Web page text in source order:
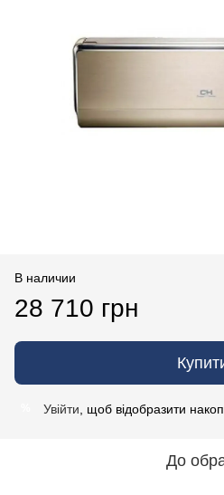
В наличии
28 710 грн
Увійти , щоб відобразити
До